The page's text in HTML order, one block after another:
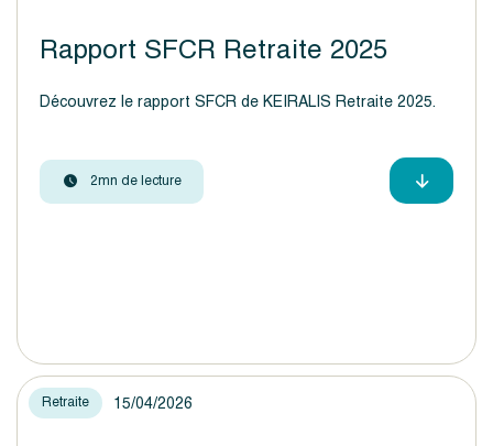
Rapport SFCR Retraite 2025
Découvrez le rapport SFCR de KEIRALIS Retraite 2025.
2mn de lecture
Retraite 15/04/2026